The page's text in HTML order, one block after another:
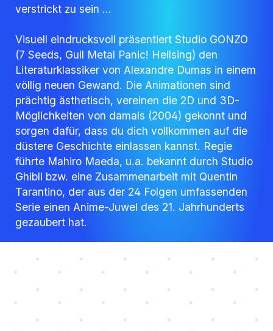
verstrickt zu sein …
Visuell eindrucksvoll präsentiert Studio GONZO
(7 Seeds, Gull Metal Panic! Hellsing) den
Literaturklassiker von Alexandre Dumas in einem
völlig neuen Gewand. Die Animationen sind
prächtig ästhetisch, vereinen die 2D und 3D-
Möglichkeiten von damals (2004) gekonnt und
sorgen dafür, dass du dich vollkommen auf die
düstere Geschichte einlassen kannst. Regie
führte Mahiro Maeda, u.a. bekannt durch Studio
Ghibli bzw. eine Zusammenarbeit mit Quentin
Tarantino, der aus der 24 Folgen umfassenden
Serie einen Anime-Juwel des 21. Jahrhunderts
gezaubert hat.